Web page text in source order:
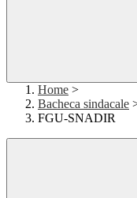
Home >
Bacheca sindacale
FGU-SNADIR